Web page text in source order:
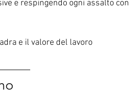
e respingendo ogni assalto con
e il valore del lavoro